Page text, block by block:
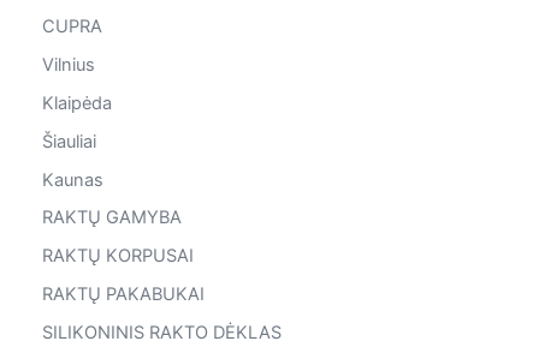
CUPRA
Vilnius
Klaipėda
Šiauliai
Kaunas
RAKTŲ GAMYBA
RAKTŲ KORPUSAI
RAKTŲ PAKABUKAI
SILIKONINIS RAKTO DĖKLAS